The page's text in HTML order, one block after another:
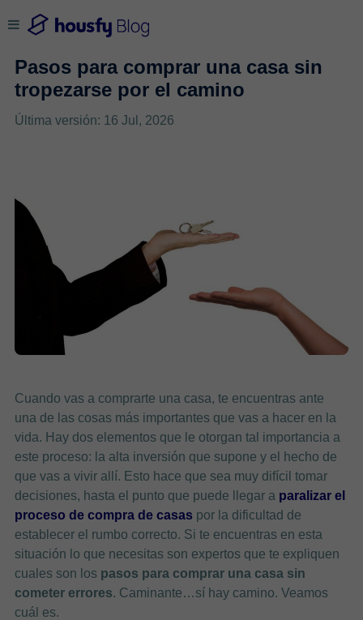
Pasos para comprar una casa sin
tropezarse por el camino
Última versión: 16 Jul, 2026
Cuando vas a comprarte una casa, te encuentras ante
una de las cosas más importantes que vas a hacer en la
vida. Hay dos elementos que le otorgan tal importancia a
este proceso: la alta inversión que supone y el hecho de
que vas a vivir allí. Esto hace que sea muy difícil tomar
decisiones, hasta el punto que puede llegar a paralizar el
proceso de compra de casas por la dificultad de
establecer el rumbo correcto. Si te encuentras en esta
situación lo que necesitas son expertos que te expliquen
cuales son los pasos para comprar una casa sin
cometer errores. Caminante…sí hay camino. Veamos
cuál es.